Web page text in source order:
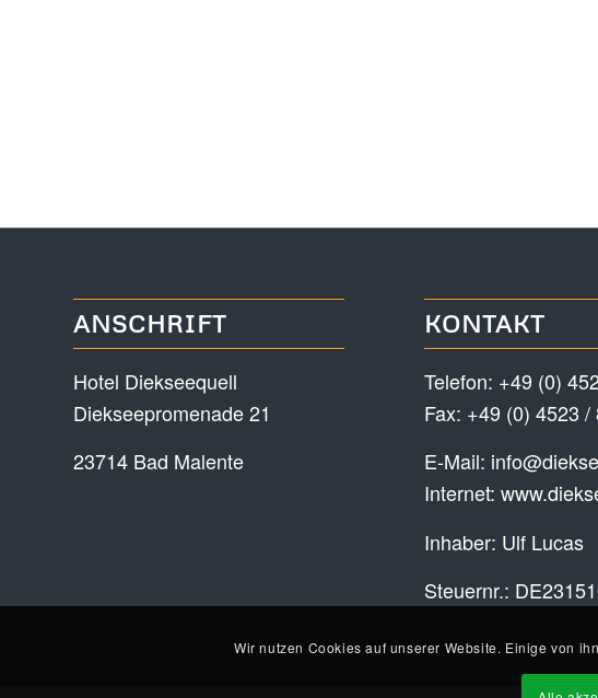
ANSCHRIFT
Hotel Diekseequell
Diekseepromenade 21
23714 Bad Malente
KONTAKT
Telefon: +49 (0)
Fax: +49 (0) 4523 /
E-Mail:
Internet:
Inhaber: Ulf Lucas
Steuernr.:
Wir nutzen Cookies auf unserer Website. Einige von